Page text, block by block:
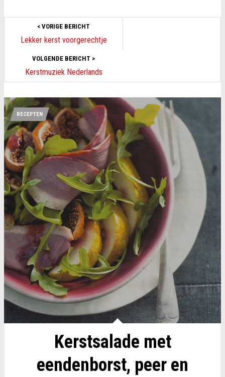
< VORIGE BERICHT
Lekker kerst voorgerechtje
VOLGENDE BERICHT >
Kerstmuziek Nederlands
RECEPTEN
Kerstsalade met
eendenborst, peer en